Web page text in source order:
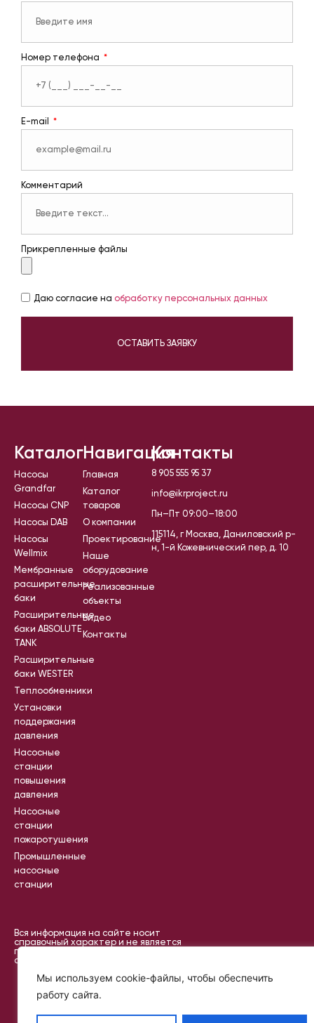
Мы используем cookie-файлы, чтобы обеспечить
работу сайта.
Номер телефона
E-mail
Комментарий
Прикрепленные файлы
Даю согласие на обработку персональных данных
ОСТАВИТЬ ЗАЯВКУ
Каталог
Насосы
Grandfar
Насосы CNP
Насосы DAB
Насосы
Wellmix
Мембранные
расширительные
баки
Расширительные
баки ABSOLUTE
TANK
Расширительные
баки WESTER
Теплообменники
Установки
поддержания
давления
Насосные
станции
повышения
давления
Насосные
станции
пожаротушения
Промышленные
насосные
станции
Навигация
Главная
Каталог
товаров
О компании
Проектирование
Наше
оборудование
Реализованные
объекты
Видео
Контакты
Контакты
8 905 555 95 37
info@ikrproject.ru
Пн–Пт 09:00–18:00
115114, г Москва, Даниловский р-
н, 1-й Кожевнический пер, д. 10
Вся информация на сайте носит
справочный характер и не является
публичной офертой, определяемой
статьей 437 ГК РФ
2024
PROJECT
а